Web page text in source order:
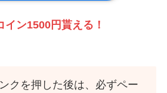
イン1500円貰える！
クを押した後は、必ずペー